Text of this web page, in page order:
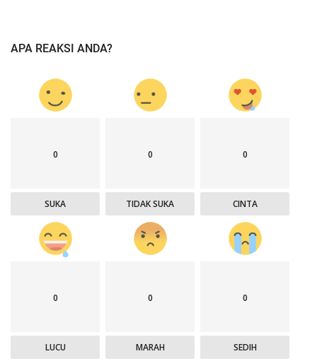
APA REAKSI ANDA?
0
SUKA
0
TIDAK SUKA
0
CINTA
0
LUCU
0
MARAH
0
SEDIH